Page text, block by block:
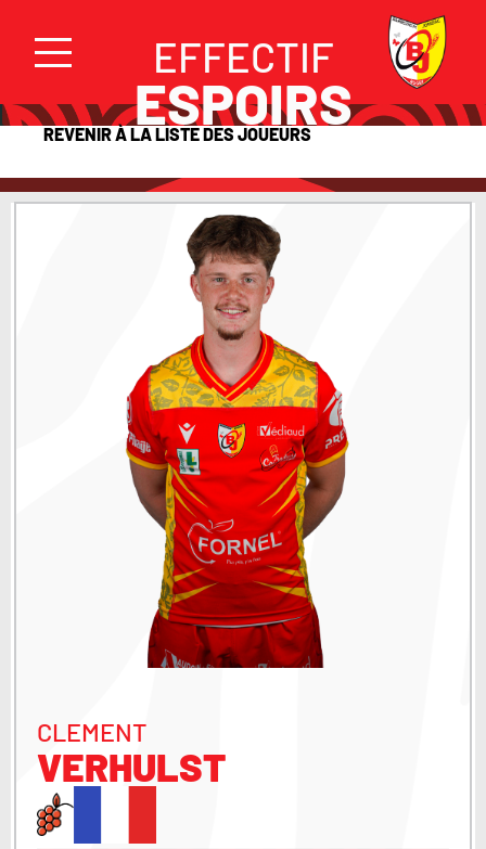
EFFECTIF
ESPOIRS
REVENIR À LA LISTE DES JOUEURS
CLEMENT
VERHULST